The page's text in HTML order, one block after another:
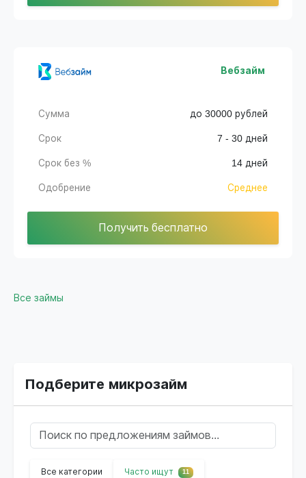
Вебзайм
Сумма до 30000 рублей
Срок 7 - 30 дней
Срок без % 14 дней
Одобрение Среднее
Получить бесплатно
Все займы
Подберите микрозайм
Все категории Часто ищут 11